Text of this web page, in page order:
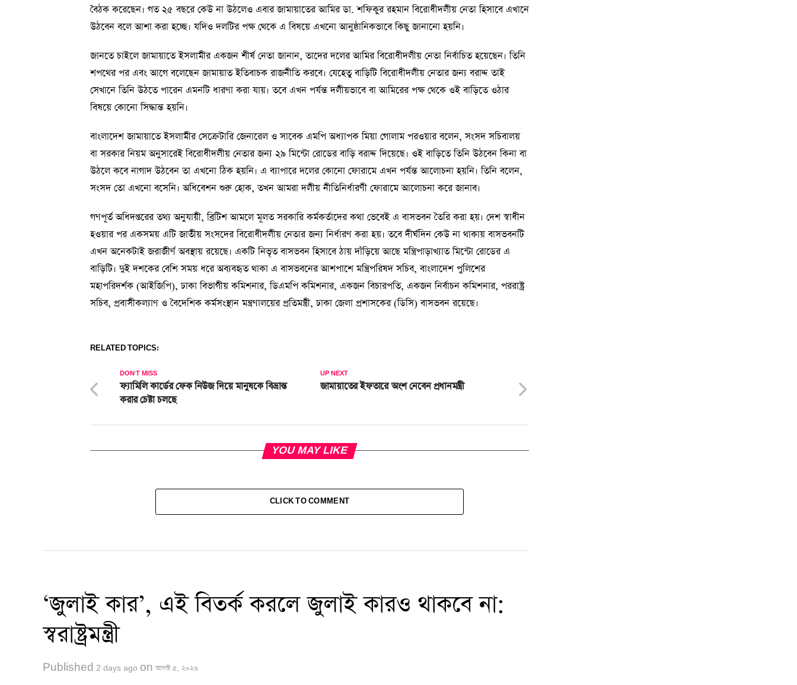
বৈঠক করেছেন। গত ২৫ বছরে কেউ না উঠলেও এবার জামায়াতের আমির ডা. শফিকুর রহমান বিরোধীদলীয় নেতা হিসাবে এখানে
উঠবেন বলে আশা করা হচ্ছে। যদিও দলটির পক্ষ থেকে এ বিষয়ে এখনো আনুষ্ঠানিকভাবে কিছু জানানো হয়নি।
জানতে চাইলে জামায়াতে ইসলামীর একজন শীর্ষ নেতা জানান, তাদের দলের আমির বিরোধীদলীয় নেতা নির্বাচিত হয়েছেন। তিনি
শপথের পর এবং আগে বলেছেন জামায়াত ইতিবাচক রাজনীতি করবে। যেহেতু বাড়িটি বিরোধীদলীয় নেতার জন্য বরাদ্দ তাই
সেখানে তিনি উঠতে পারেন এমনটি ধারণা করা যায়। তবে এখন পর্যন্ত দলীয়ভাবে বা আমিরের পক্ষ থেকে ওই বাড়িতে ওঠার
বিষয়ে কোনো সিদ্ধান্ত হয়নি।
বাংলাদেশ জামায়াতে ইসলামীর সেক্রেটারি জেনারেল ও সাবেক এমপি অধ্যাপক মিয়া গোলাম পরওয়ার বলেন, সংসদ সচিবালয়
বা সরকার নিয়ম অনুসারেই বিরোধীদলীয় নেতার জন্য ২৯ মিন্টো রোডের বাড়ি বরাদ্দ দিয়েছে। ওই বাড়িতে তিনি উঠবেন কিনা বা
উঠলে কবে নাগাদ উঠবেন তা এখনো ঠিক হয়নি। এ ব্যাপারে দলের কোনো ফোরামে এখন পর্যন্ত আলোচনা হয়নি। তিনি বলেন,
সংসদ তো এখনো বসেনি। অধিবেশন শুরু হোক, তখন আমরা দলীয় নীতিনির্ধারণী ফোরামে আলোচনা করে জানাব।
গণপূর্ত অধিদপ্তরের তথ্য অনুযায়ী, ব্রিটিশ আমলে মূলত সরকারি কর্মকর্তাদের কথা ভেবেই এ বাসভবন তৈরি করা হয়। দেশ স্বাধীন
হওয়ার পর একসময় এটি জাতীয় সংসদের বিরোধীদলীয় নেতার জন্য নির্ধারণ করা হয়। তবে দীর্ঘদিন কেউ না থাকায় বাসভবনটি
এখন অনেকটাই জরাজীর্ণ অবস্থায় রয়েছে। একটি নিভৃত বাসভবন হিসাবে ঠায় দাঁড়িয়ে আছে মন্ত্রিপাড়াখ্যাত মিন্টো রোডের এ
বাড়িটি। দুই দশকের বেশি সময় ধরে অব্যবহৃত থাকা এ বাসভবনের আশপাশে মন্ত্রিপরিষদ সচিব, বাংলাদেশ পুলিশের
মহাপরিদর্শক (আইজিপি), ঢাকা বিভাগীয় কমিশনার, ডিএমপি কমিশনার, একজন বিচারপতি, একজন নির্বাচন কমিশনার, পররাষ্ট্র
সচিব, প্রবাসীকল্যাণ ও বৈদেশিক কর্মসংস্থান মন্ত্রণালয়ের প্রতিমন্ত্রী, ঢাকা জেলা প্রশাসকের (ডিসি) বাসভবন রয়েছে।
RELATED TOPICS:
UP NEXT
জামায়াতের ইফতারে অংশ নেবেন প্রধানমন্ত্রী
DON'T MISS
ফ্যামিলি কার্ডের ফেক নিউজ দিয়ে মানুষকে বিভ্রান্ত
করার চেষ্টা চলছে
YOU MAY LIKE
CLICK TO COMMENT
‘জুলাই কার’, এই বিতর্ক করলে জুলাই কারও থাকবে না:
স্বরাষ্ট্রমন্ত্রী
Published 2 days ago on আগস্ট ৫, ২০২৬